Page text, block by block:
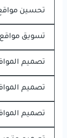
تحسين
تسويق مواقع
تصميم
تصميم
تصميم